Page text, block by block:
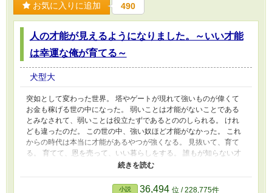
お気に入りに追加 490
人の才能が見えるようになりました。～いい才能
は幸運な俺が育てる～
犬型大
突如として変わった世界。 塔やゲートが現れて強いものが偉くて
お金も稼げる世の中になった。 弱いことは才能がないことである
とみなされて、弱いことは役立たずであるとののしられる。 けれ
ども違ったのだ。 この世の中、強い奴ほど才能がなかった。 これ
からの時代は本当に才能があるやつが強くなる。 見抜いて、育て
る。 育てて、恩を売って、いい暮らしをする。 誰もが知らない才
能を見抜け。 そしてこの世界を生き残れ。 なろう、カクヨムその
他サイトでも掲載。 更新不定期
小説 36,494 位 / 228,775件